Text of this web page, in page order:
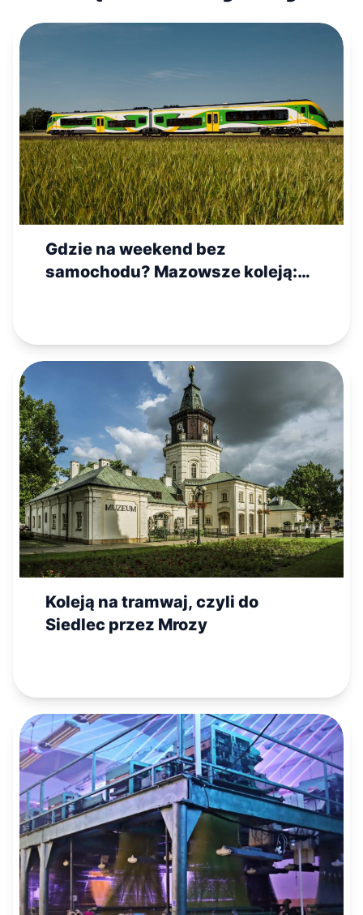
Gdzie na weekend bez
samochodu? Mazowsze koleją:
Koleją na tramwaj, czyli do
Siedlec przez Mrozy